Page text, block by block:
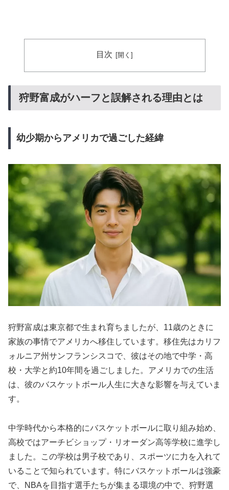
目次
狩野富成がハーフと誤解される理由とは
幼少期からアメリカで過ごした経緯
狩野富成は東京都で生まれ育ちましたが、11歳のときに
家族の事情でアメリカへ移住しています。移住先はカリフ
ォルニア州サンフランシスコで、彼はその地で中学・高
校・大学と約10年間を過ごしました。アメリカでの生活
は、彼のバスケットボール人生に大きな影響を与えていま
す。
中学時代から本格的にバスケットボールに取り組み始め、
高校ではアーチビショップ・リオーダン高等学校に進学し
ました。この学校は男子校であり、スポーツに力を入れて
いることで知られています。特にバスケットボールは強豪
で、NBAを目指す選手たちが集まる環境の中で、狩野選